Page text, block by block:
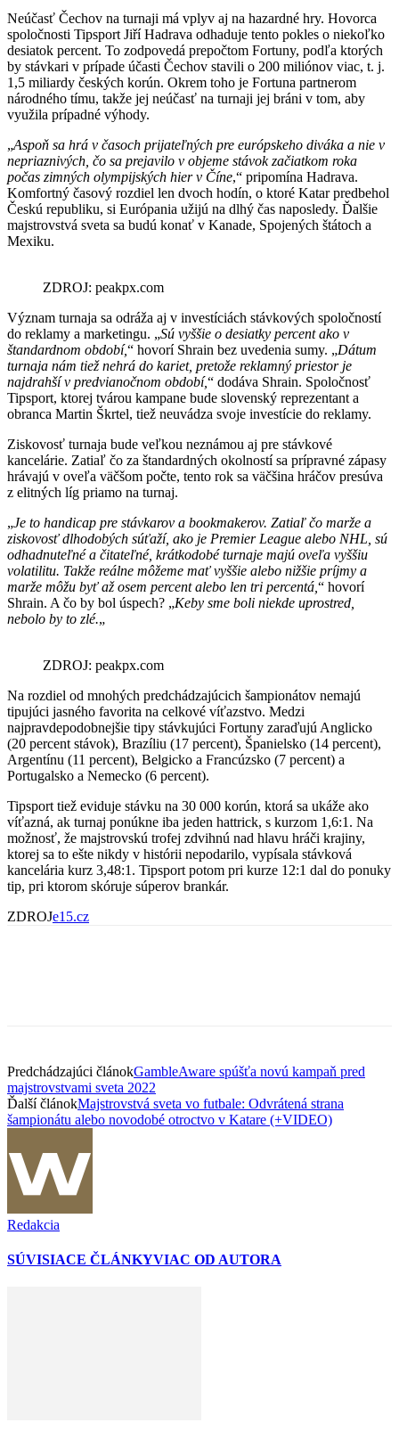
Neúčasť Čechov na turnaji má vplyv aj na hazardné hry. Hovorca
spoločnosti Tipsport Jiří Hadrava odhaduje tento pokles o niekoľko
desiatok percent. To zodpovedá prepočtom Fortuny, podľa ktorých
by stávkari v prípade účasti Čechov stavili o 200 miliónov viac, t. j.
1,5 miliardy českých korún. Okrem toho je Fortuna partnerom
národného tímu, takže jej neúčasť na turnaji jej bráni v tom, aby
využila prípadné výhody.
„Aspoň sa hrá v časoch prijateľných pre európskeho diváka a nie v
nepriaznivých, čo sa prejavilo v objeme stávok začiatkom roka
počas zimných olympijských hier v Číne,“ pripomína Hadrava.
Komfortný časový rozdiel len dvoch hodín, o ktoré Katar predbehol
Českú republiku, si Európania užijú na dlhý čas naposledy. Ďalšie
majstrovstvá sveta sa budú konať v Kanade, Spojených štátoch a
Mexiku.
ZDROJ: peakpx.com
Význam turnaja sa odráža aj v investíciách stávkových spoločností
do reklamy a marketingu. „Sú vyššie o desiatky percent ako v
štandardnom období,“ hovorí Shrain bez uvedenia sumy. „Dátum
turnaja nám tiež nehrá do kariet, pretože reklamný priestor je
najdrahší v predvianočnom období,“ dodáva Shrain. Spoločnosť
Tipsport, ktorej tvárou kampane bude slovenský reprezentant a
obranca Martin Škrtel, tiež neuvádza svoje investície do reklamy.
Ziskovosť turnaja bude veľkou neznámou aj pre stávkové
kancelárie. Zatiaľ čo za štandardných okolností sa prípravné zápasy
hrávajú v oveľa väčšom počte, tento rok sa väčšina hráčov presúva
z elitných líg priamo na turnaj.
„Je to handicap pre stávkarov a bookmakerov. Zatiaľ čo marže a
ziskovosť dlhodobých súťaží, ako je Premier League alebo NHL, sú
odhadnuteľné a čitateľné, krátkodobé turnaje majú oveľa vyššiu
volatilitu. Takže reálne môžeme mať vyššie alebo nižšie príjmy a
marže môžu byť až osem percent alebo len tri percentá, “ hovorí
Shrain. A čo by bol úspech? „Keby sme boli niekde uprostred,
nebolo by to zlé.„
ZDROJ: peakpx.com
Na rozdiel od mnohých predchádzajúcich šampionátov nemajú
tipujúci jasného favorita na celkové víťazstvo. Medzi
najpravdepodobnejšie tipy stávkujúci Fortuny zaraďujú Anglicko
(20 percent stávok), Brazíliu (17 percent), Španielsko (14 percent),
Argentínu (11 percent), Belgicko a Francúzsko (7 percent) a
Portugalsko a Nemecko (6 percent).
Tipsport tiež eviduje stávku na 30 000 korún, ktorá sa ukáže ako
víťazná, ak turnaj ponúkne iba jeden hattrick, s kurzom 1,6:1. Na
možnosť, že majstrovskú trofej zdvihnú nad hlavu hráči krajiny,
ktorej sa to ešte nikdy v histórii nepodarilo, vypísala stávková
kancelária kurz 3,48:1. Tipsport potom pri kurze 12:1 dal do ponuky
tip, pri ktorom skóruje súperov brankár.
ZDROJe15.cz
Predchádzajúci článokGambleAware spúšťa novú kampaň pred
majstrovstvami sveta 2022
Ďalší článokMajstrovstvá sveta vo futbale: Odvrátená strana
šampionátu alebo novodobé otroctvo v Katare (+VIDEO)
Redakcia
SÚVISIACE ČLÁNKYVIAC OD AUTORA